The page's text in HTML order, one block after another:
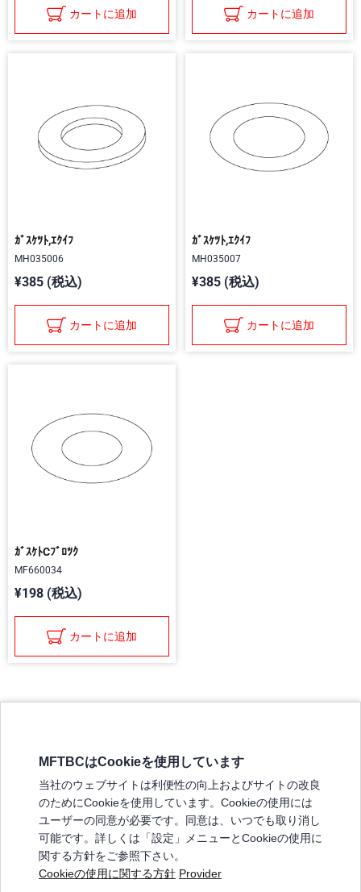
カートに追加 カートに追加
ｶﾞｽｹﾂﾄ,ｴｸｲﾌ
MH035006
¥385 (税込)
カートに追加
ｶﾞｽｹﾂﾄ,ｴｸｲﾌ
MH035007
¥385 (税込)
カートに追加
ｶﾞｽｹﾄCﾌﾞﾛﾂｸ
MF660034
¥198 (税込)
カートに追加
弊社の製品について
販売店リスト
よくある質問 / お問い合わせ
特定商取引法に基づく表記
MFTBCはCookieを使用しています
当社のウェブサイトは利便性の向上およびサイトの改良
のためにCookieを使用しています。Cookieの使用には
ユーザーの同意が必要です。同意は、いつでも取り消し
可能です。詳しくは「設定」メニューとCookieの使用に
関する方針をご参照下さい。
Cookieの使用に関する方針 Provider